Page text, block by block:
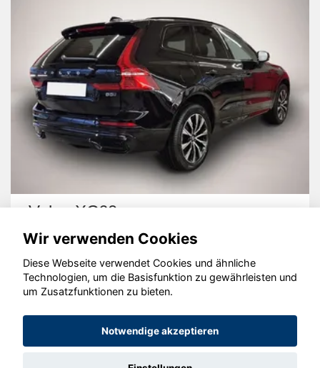
Volvo XC60
© konjunkturmotor.de GmbH 2020 - 2026
Wir verwenden Cookies
Diese Webseite verwendet Cookies und ähnliche
Technologien, um die Basisfunktion zu gewährleisten und
um Zusatzfunktionen zu bieten.
Notwendige akzeptieren